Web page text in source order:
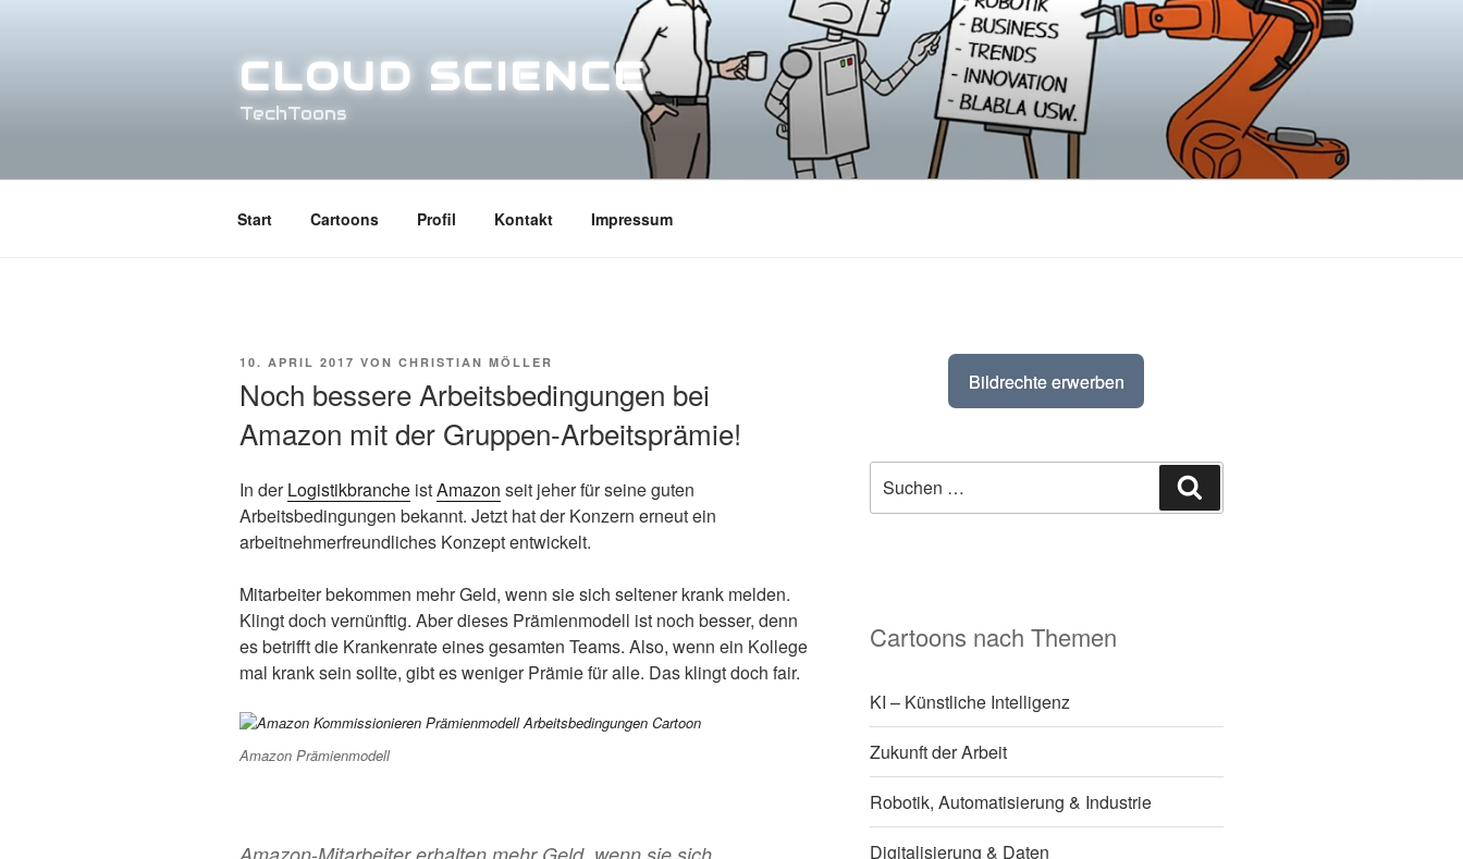
CLOUD SCIENCE
TechToons
Start Cartoons Profil Kontakt Impressum
VERÖFFENTLICHT
10. APRIL 2017 VON CHRISTIAN MÖLLER
Noch bessere Arbeitsbedingungen bei
Amazon mit der Gruppen-Arbeitsprämie!
In derLogistikbranche istAmazon seit jeher für seine guten
Arbeitsbedingungen bekannt. Jetzt hat der Konzern erneut ein
arbeitnehmerfreundliches Konzept entwickelt.
Mitarbeiter bekommen mehr Geld, wenn sie sich seltener krank melden.
Klingt doch vernünftig. Aber dieses Prämienmodell ist noch besser, denn
es betrifft die Krankenrate eines gesamten Teams. Also, wenn ein Kollege
mal krank sein sollte, gibt es weniger Prämie für alle. Das klingt doch fair.
Amazon Prämienmodell
Bildrechte erwerben
nach:
Cartoons nach Themen
KI – Künstliche Intelligenz
Zukunft der Arbeit
Robotik, Automatisierung & Industrie
Digitalisierung & Daten